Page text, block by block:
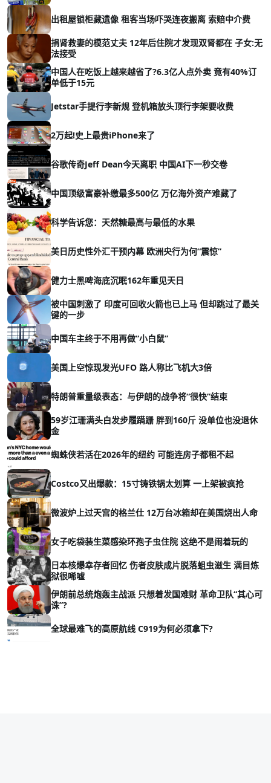
出租屋锁柜藏遗像 租客当场吓哭连夜搬离 索赔中介费
捐肾救妻的模范丈夫 12年后住院才发现双肾都在 子女:无
法接受
中国人在吃饭上越来越省了?6.3亿人点外卖 竟有40%订
单低于15元
Jetstar手提行李新规 登机箱放头顶行李架要收费
2万起!史上最贵iPhone来了
谷歌传奇Jeff Dean今天离职 中国AI下一秒交卷
中国顶级富豪补缴最多500亿 万亿海外资产难藏了
科学告诉您：天然糖最高与最低的水果
美日历史性外汇干预内幕 欧洲央行为何“震惊”
健力士黑啤海底沉眠162年重见天日
被中国刺激了 印度可回收火箭也已上马 但却跳过了最关
键的一步
中国车主终于不用再做“小白鼠”
美国上空惊现发光UFO 路人称比飞机大3倍
特朗普重量级表态：与伊朗的战争将“很快”结束
59岁江珊满头白发步履蹒跚 胖到160斤 没单位也没退休
金
蜘蛛侠若活在2026年的纽约 可能连房子都租不起
Costco又出爆款：15寸铸铁锅太划算 一上架被疯抢
微波炉上过天宫的格兰仕 12万台冰箱却在美国烧出人命
女子吃袋装生菜感染环孢子虫住院 这绝不是闹着玩的
日本核爆幸存者回忆 伤者皮肤成片脱落蛆虫滋生 满目炼
狱很唏嘘
伊朗前总统炮轰主战派 只想着发国难财 革命卫队“其心可
诛”?
全球最难飞的高原航线 C919为何必须拿下?